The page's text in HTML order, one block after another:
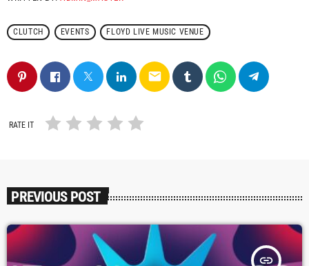
CLUTCH EVENTS FLOYD LIVE MUSIC VENUE
email
RATE IT
PREVIOUS POST
insert_link